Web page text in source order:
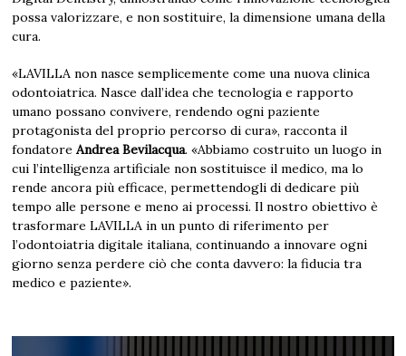
possa valorizzare, e non sostituire, la dimensione umana della
cura.
«LAVILLA non nasce semplicemente come una nuova clinica
odontoiatrica. Nasce dall’idea che tecnologia e rapporto
umano possano convivere, rendendo ogni paziente
protagonista del proprio percorso di cura», racconta il
fondatoreAndrea Bevilacqua. «Abbiamo costruito un luogo in
cui l’intelligenza artificiale non sostituisce il medico, ma lo
rende ancora più efficace, permettendogli di dedicare più
tempo alle persone e meno ai processi. Il nostro obiettivo è
trasformare LAVILLA in un punto di riferimento per
l’odontoiatria digitale italiana, continuando a innovare ogni
giorno senza perdere ciò che conta davvero: la fiducia tra
medico e paziente».